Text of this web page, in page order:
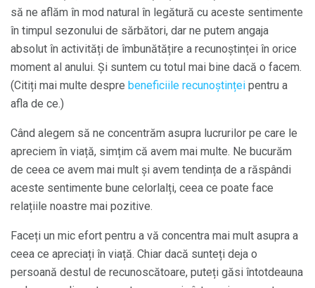
să ne aflăm în mod natural în legătură cu aceste sentimente
în timpul sezonului de sărbători, dar ne putem angaja
absolut în activități de îmbunătățire a recunoștinței în orice
moment al anului. Și suntem cu totul mai bine dacă o facem.
(Citiți mai multe despre beneficiile recunoștinței pentru a
afla de ce.)
Când alegem să ne concentrăm asupra lucrurilor pe care le
apreciem în viață, simțim că avem mai multe. Ne bucurăm
de ceea ce avem mai mult și avem tendința de a răspândi
aceste sentimente bune celorlalți, ceea ce poate face
relațiile noastre mai pozitive.
Faceți un mic efort pentru a vă concentra mai mult asupra a
ceea ce apreciați în viață. Chiar dacă sunteți deja o
persoană destul de recunoscătoare, puteți găsi întotdeauna